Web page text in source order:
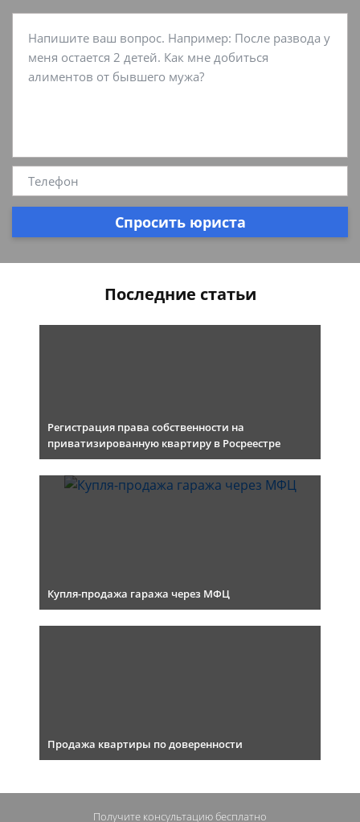
Спросить юриста
Последние статьи
Регистрация права собственности на
приватизированную квартиру в Росреестре
Купля-продажа гаража через МФЦ
Продажа квартиры по доверенности
Получите консультацию бесплатно